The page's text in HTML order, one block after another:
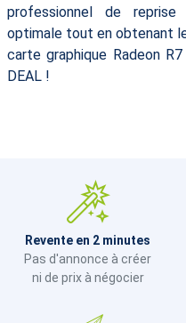
professionnel de
optimale tout en obtenant
carte graphique Radeon
DEAL !
Revente en 2 minutes
Pas d'annonce à créer
ni de prix à négocier